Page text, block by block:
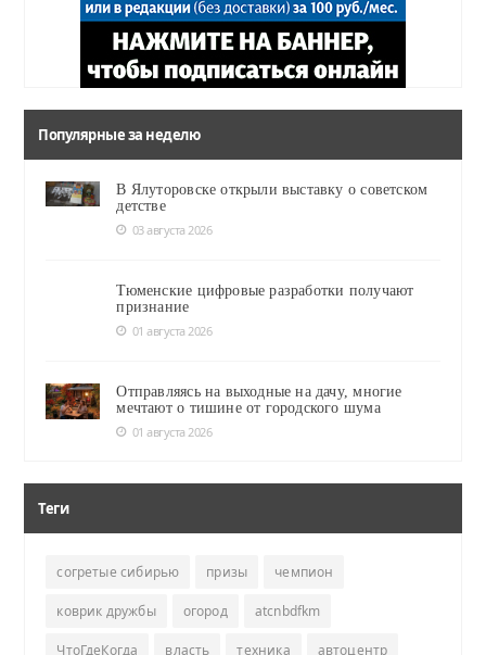
Популярные за неделю
В Ялуторовске открыли выставку о советском
детстве
03 августа 2026
Тюменские цифровые разработки получают
признание
01 августа 2026
Отправляясь на выходные на дачу, многие
мечтают о тишине от городского шума
01 августа 2026
Теги
согретые сибирью призы чемпион
коврик дружбы огород atcnbdfkm
ЧтоГдеКогда власть техника автоцентр